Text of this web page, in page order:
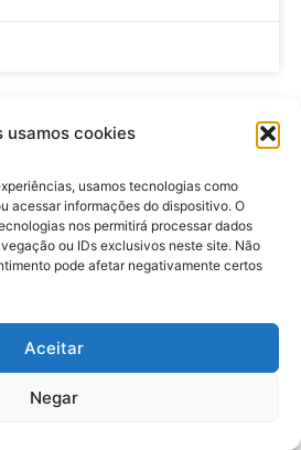
usamos cookies
usamos tecnologias como
acessar informações do dispositivo. O
nos permitirá processar dados
ou IDs exclusivos neste site. Não
pode afetar negativamente certos
Aceitar
Negar
procuradores e